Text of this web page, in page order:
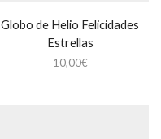
Globo de Helio Felicidades
Estrellas
10,00€